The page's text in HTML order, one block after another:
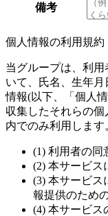
備考
個人情報の利用規約
当グループは、利
いて、氏名、生年
情報(以下、「個人
収集したそれらの
内でのみ利用します
(1) 利用者の同
(2) 本サービス
(3) 本サービス
報提供のため
(4) 本サービス